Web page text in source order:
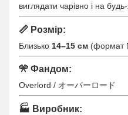
виглядати чарівно і на будь-
📏 Розмір:
Близько 14–15 см (формат
🎌 Фандом:
Overlord / オーバーロード
🏭 Виробник: